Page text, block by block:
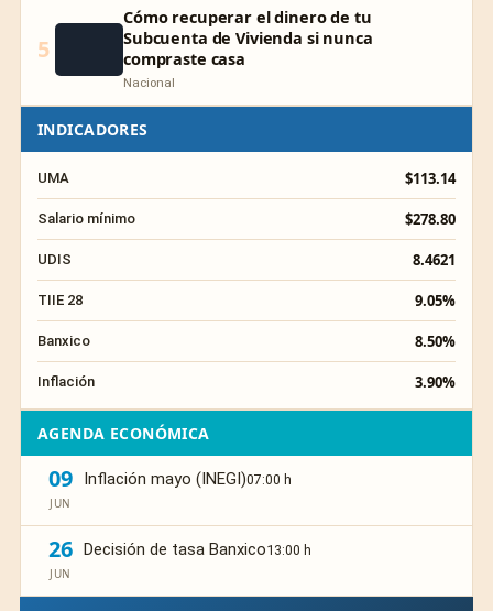
5
Cómo recuperar el dinero de tu
Subcuenta de Vivienda si nunca
compraste casa
Nacional
INDICADORES
UMA $113.14
Salario mínimo $278.80
UDIS 8.4621
TIIE 28 9.05%
Banxico 8.50%
Inflación 3.90%
AGENDA ECONÓMICA
09
JUN
Inflación mayo (INEGI)07:00 h
26
JUN
Decisión de tasa Banxico13:00 h